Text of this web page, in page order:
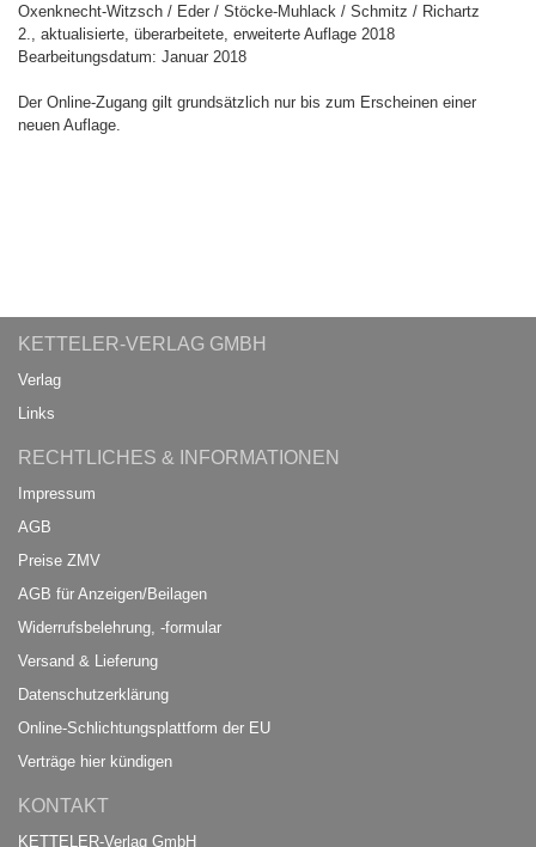
Oxenknecht-Witzsch / Eder / Stöcke-Muhlack / Schmitz / Richartz
2., aktualisierte, überarbeitete, erweiterte Auflage 2018
Bearbeitungsdatum: Januar 2018
Der Online-Zugang gilt grundsätzlich nur bis zum Erscheinen einer
neuen Auflage.
KETTELER-VERLAG GMBH
Verlag
Links
RECHTLICHES & INFORMATIONEN
Impressum
AGB
Preise ZMV
AGB für Anzeigen/Beilagen
Widerrufsbelehrung, -formular
Versand & Lieferung
Datenschutzerklärung
Online-Schlichtungsplattform der EU
Verträge hier kündigen
KONTAKT
KETTELER-Verlag GmbH